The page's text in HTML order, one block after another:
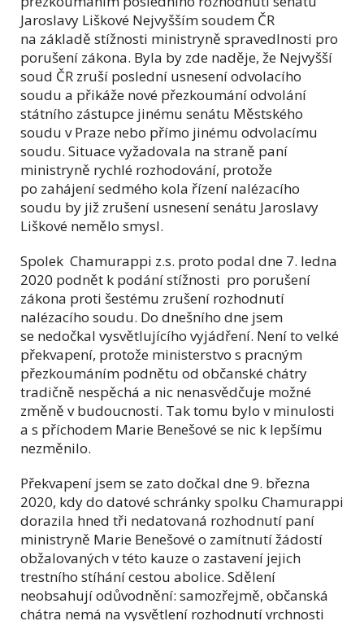
Jaroslavy Liškové Nejvyšším soudem ČR
na základě stížnosti ministryně spravedlnosti pro
porušení zákona. Byla by zde naděje, že Nejvyšší
soud ČR zruší poslední usnesení odvolacího
soudu a přikáže nové přezkoumání odvolání
státního zástupce jinému senátu Městského
soudu v Praze nebo přímo jinému odvolacímu
soudu. Situace vyžadovala na straně paní
ministryně rychlé rozhodování, protože
po zahájení sedmého kola řízení nalézacího
soudu by již zrušení usnesení senátu Jaroslavy
Liškové nemělo smysl.
Spolek Chamurappi z.s. proto podal dne 7. ledna
2020 podnět k podání stížnosti pro porušení
zákona proti šestému zrušení rozhodnutí
nalézacího soudu. Do dnešního dne jsem
se nedočkal vysvětlujícího vyjádření. Není to velké
překvapení, protože ministerstvo s pracným
přezkoumáním podnětu od občanské chátry
tradičně nespěchá a nic nenasvědčuje možné
změně v budoucnosti. Tak tomu bylo v minulosti
a s příchodem Marie Benešové se nic k lepšímu
nezměnilo.
Překvapení jsem se zato dočkal dne 9. března
2020, kdy do datové schránky spolku Chamurappi
dorazila hned tři nedatovaná rozhodnutí paní
ministryně Marie Benešové o zamítnutí žádostí
obžalovaných v této kauze o zastavení jejich
trestního stíhání cestou abolice. Sdělení
neobsahují odůvodnění: samozřejmě, občanská
chátra nemá na vysvětlení rozhodnutí vrchnosti